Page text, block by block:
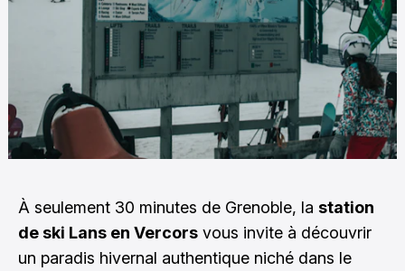
À seulement 30 minutes de Grenoble, la station
de ski Lans en Vercors vous invite à découvrir
un paradis hivernal authentique niché dans le